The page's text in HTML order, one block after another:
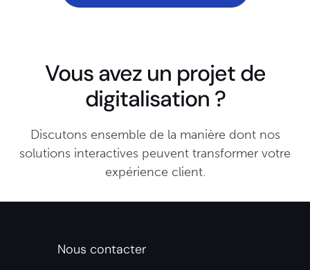
Vous avez un projet de
digitalisation ?
Discutons ensemble de la manière dont nos
solutions interactives peuvent transformer votre
expérience client.
Nous contacter